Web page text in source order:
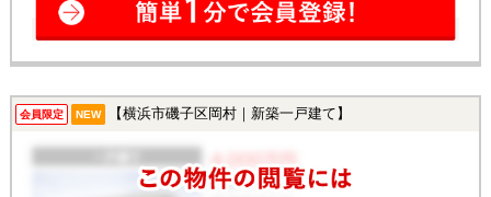
会員限定 NEW 【横浜市磯子区岡村｜新築一戸建て】